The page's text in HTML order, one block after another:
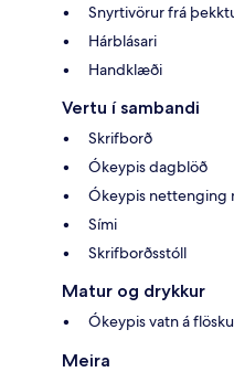
Snyrtivörur frá
Hárblásari
Handklæði
Vertu í sambandi
Skrifborð
Ókeypis dagblöð
Ókeypis nettenging
Sími
Skrifborðsstóll
Matur og drykkur
Ókeypis vatn á
Meira